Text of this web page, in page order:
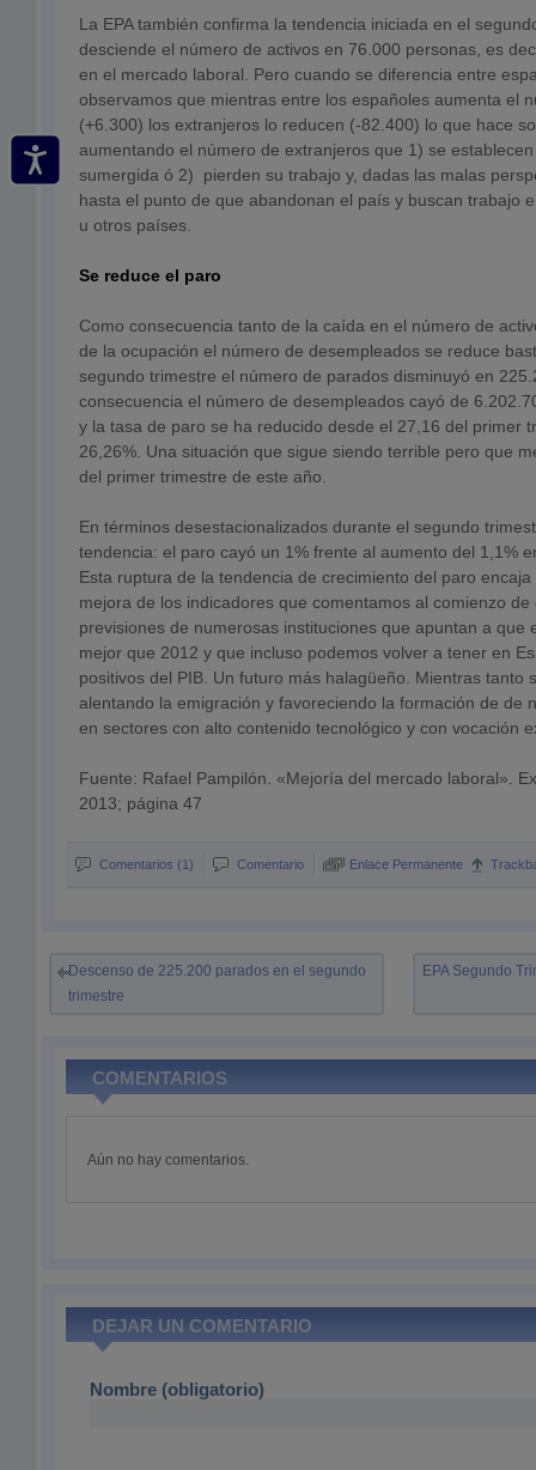
La EPA también confirma la tendencia iniciada en el
desciende el número de activos en 76.000 personas, es
en el mercado laboral. Pero cuando se diferencia entre
observamos que mientras entre los españoles aumenta el
(+6.300) los extranjeros lo reducen (-82.400) lo que hace
aumentando el número de extranjeros que 1) se
sumergida ó 2) pierden su trabajo y, dadas las malas
hasta el punto de que abandonan el país y buscan trabajo
u otros países.
Se reduce el paro
Como consecuencia tanto de la caída en el número de
de la ocupación el número de desempleados se reduce
segundo trimestre el número de parados disminuyó en
consecuencia el número de desempleados cayó de
y la tasa de paro se ha reducido desde el 27,16 del primer
26,26%. Una situación que sigue siendo terrible pero que
del primer trimestre de este año.
En términos desestacionalizados durante el segundo
tendencia: el paro cayó un 1% frente al aumento del 1,1%
Esta ruptura de la tendencia de crecimiento del paro
mejora de los indicadores que comentamos al comienzo
previsiones de numerosas instituciones que apuntan a que
mejor que 2012 y que incluso podemos volver a tener en
positivos del PIB. Un futuro más halagüeño. Mientras tanto
alentando la emigración y favoreciendo la formación de de
en sectores con alto contenido tecnológico y con vocación
Fuente: Rafael Pampilón. «Mejoría del mercado laboral».
2013; página 47
Comentarios (1) Comentario Enlace Permanente
Descenso de 225.200 parados en el segundo
trimestre
EPA Segundo
COMENTARIOS
Aún no hay comentarios.
DEJAR UN COMENTARIO
Nombre (obligatorio)